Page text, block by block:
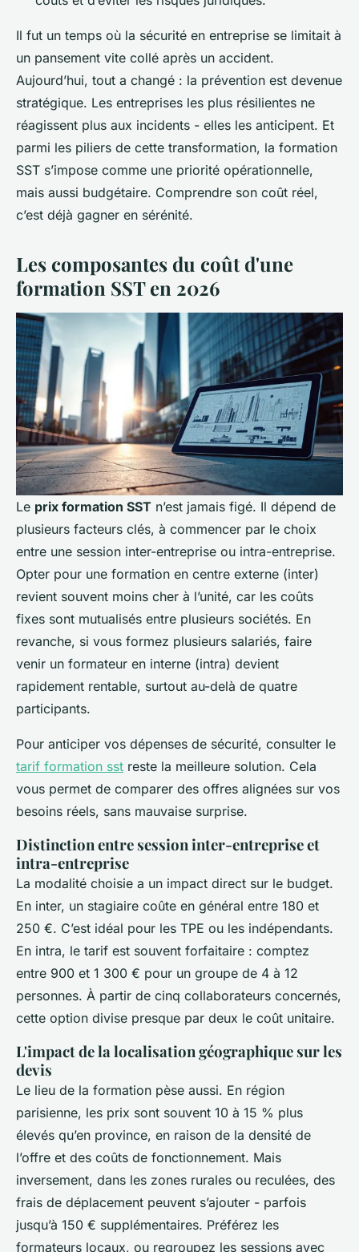
Il fut un temps où la sécurité en entreprise se limitait à
un pansement vite collé après un accident.
Aujourd’hui, tout a changé : la prévention est devenue
stratégique. Les entreprises les plus résilientes ne
réagissent plus aux incidents - elles les anticipent. Et
parmi les piliers de cette transformation, la formation
SST s’impose comme une priorité opérationnelle,
mais aussi budgétaire. Comprendre son coût réel,
c’est déjà gagner en sérénité.
Les composantes du coût d'une
formation SST en 2026
Le prix formation SST n’est jamais figé. Il dépend de
plusieurs facteurs clés, à commencer par le choix
entre une session inter-entreprise ou intra-entreprise.
Opter pour une formation en centre externe (inter)
revient souvent moins cher à l’unité, car les coûts
fixes sont mutualisés entre plusieurs sociétés. En
revanche, si vous formez plusieurs salariés, faire
venir un formateur en interne (intra) devient
rapidement rentable, surtout au-delà de quatre
participants.
Pour anticiper vos dépenses de sécurité, consulter le
tarif formation sst reste la meilleure solution. Cela
vous permet de comparer des offres alignées sur vos
besoins réels, sans mauvaise surprise.
Distinction entre session inter-entreprise et
intra-entreprise
La modalité choisie a un impact direct sur le budget.
En inter, un stagiaire coûte en général entre 180 et
250 €. C’est idéal pour les TPE ou les indépendants.
En intra, le tarif est souvent forfaitaire : comptez
entre 900 et 1 300 € pour un groupe de 4 à 12
personnes. À partir de cinq collaborateurs concernés,
cette option divise presque par deux le coût unitaire.
L'impact de la localisation géographique sur les
devis
Le lieu de la formation pèse aussi. En région
parisienne, les prix sont souvent 10 à 15 % plus
élevés qu’en province, en raison de la densité de
l’offre et des coûts de fonctionnement. Mais
inversement, dans les zones rurales ou reculées, des
frais de déplacement peuvent s’ajouter - parfois
jusqu’à 150 € supplémentaires. Préférez les
formateurs locaux, ou regroupez les sessions avec